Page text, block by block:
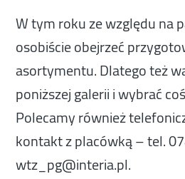
W tym roku ze względu na
osobiście obejrzeć
asortymentu. Dlatego też
poniższej galerii i wybrać
Polecamy również
kontakt z placówką – tel.
wtz_pg@interia.pl.